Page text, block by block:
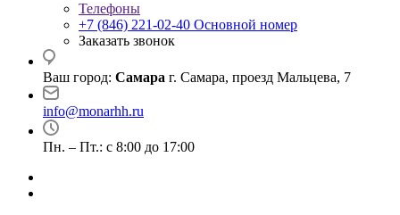
Телефоны
+7 (846) 221-02-40 Основной номер
Заказать звонок
Ваш город: Самара г. Самара, проезд Мальцева, 7
info@monarhh.ru
Пн. – Пт.: с 8:00 до 17:00